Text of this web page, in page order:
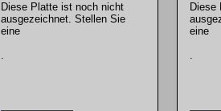
Diese Platte ist noch nicht
ausgezeichnet. Stellen Sie
eine
.
Diese
eine
.